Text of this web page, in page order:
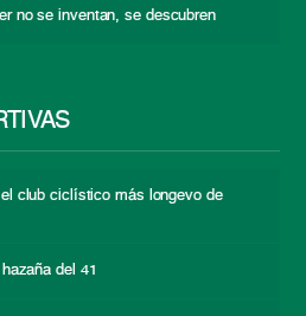
no se inventan, se descubren
club ciclístico más longevo de
del 41